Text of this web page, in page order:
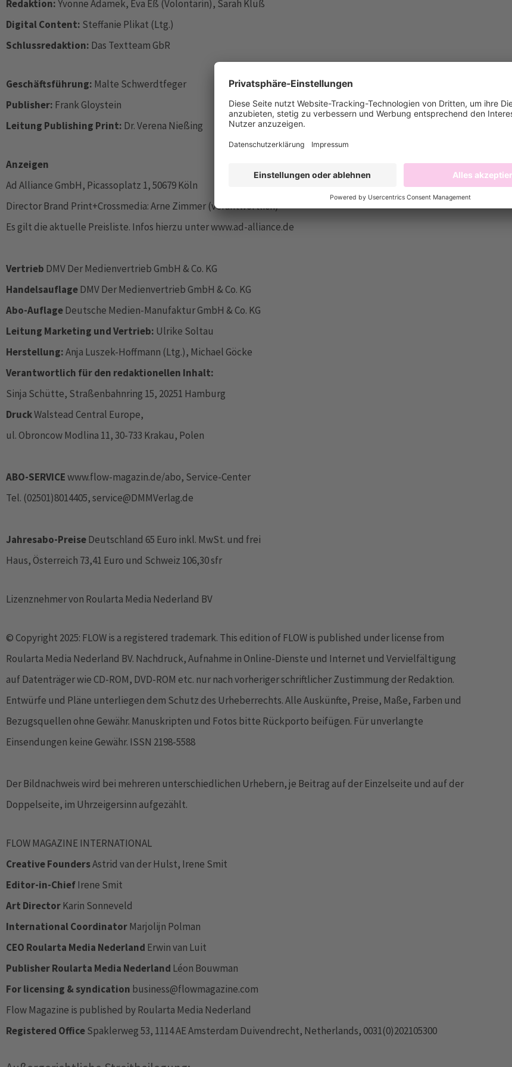
Redaktion:Yvonne Adamek, Eva Eß (Volontärin), Sarah Klüß
Digital Content: Steffanie Plikat (Ltg.)
Schlussredaktion: Das Textteam GbR
Geschäftsführung: Malte Schwerdtfeger
Publisher: Frank Gloystein
Leitung Publishing Print: Dr. Verena Nießing
Anzeigen
Ad Alliance GmbH, Picassoplatz 1, 50679 Köln
Director Brand Print+Crossmedia: Arne Zimmer (verantwortlich)
Es gilt die aktuelle Preisliste. Infos hierzu unter www.ad-alliance.de
Vertrieb DMV Der Medienvertrieb GmbH & Co. KG
HandelsauflageDMV Der Medienvertrieb GmbH & Co. KG
Abo-AuflageDeutsche Medien-Manufaktur GmbH & Co. KG
Leitung Marketing und Vertrieb: Ulrike Soltau
Herstellung:Anja Luszek-Hoffmann (Ltg.), Michael Göcke
Verantwortlich für den redaktionellen Inhalt:
Sinja Schütte, Straßenbahnring 15, 20251 Hamburg
DruckWalstead Central Europe,
ul. Obroncow Modlina 11, 30-733 Krakau, Polen
ABO-SERVICEwww.flow-magazin.de/abo, Service-­Center
Tel. (02501)8014405, service@DMMVerlag.de
Jahresabo-PreiseDeutschland 65 Euro inkl. MwSt. und frei
Haus, Österreich 73,41 Euro und Schweiz 106,30 sfr
Lizenznehmer von Roularta Media Nederland BV
© Copyright 2025: FLOW is a registered trademark. This edition of FLOW is published under license from
Roularta Media Nederland BV. Nachdruck, Aufnahme in Online-Dienste und Internet und Vervielfältigung
auf Datenträger wie CD-ROM, DVD-ROM etc. nur nach vorheriger schriftlicher Zustimmung der Redaktion.
Entwürfe und Pläne unterliegen dem Schutz des Urheberrechts. Alle Auskünfte, Preise, Maße, Farben und
Bezugsquellen ohne Gewähr. Manuskripten und Fotos bitte Rückporto beifügen. Für unverlangte
Einsendungen keine Gewähr. ISSN 2198-5588
Der Bildnachweis wird bei mehreren unterschiedlichen Urhebern, je Beitrag auf der Einzelseite und auf der
Doppelseite, im Uhrzeigersinn aufgezählt.
FLOW MAGAZINE INTERNATIONAL
Creative FoundersAstrid van der Hulst, Irene Smit
Editor-in-ChiefIrene Smit
Art DirectorKarin Sonneveld
International CoordinatorMarjolijn Polman
CEO Roularta Media Nederland Erwin van Luit
Publisher Roularta Media Nederland Léon Bouwman
For licensing & syndication business@flowmagazine.com
Flow Magazine is published by Roularta Media Nederland
Registered OfficeSpaklerweg 53, 1114 AE Amsterdam Duivendrecht, Netherlands, 0031(0)202105300